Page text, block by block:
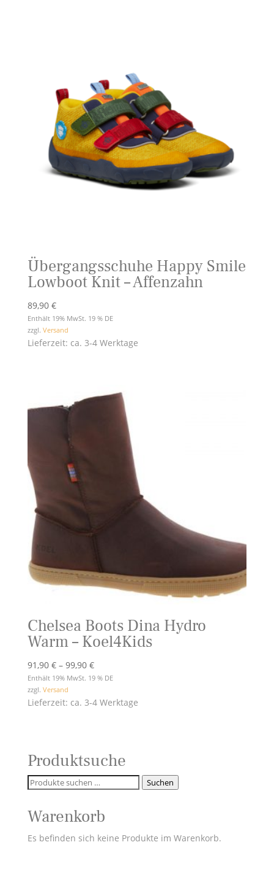
Übergangsschuhe Happy Smile
Lowboot Knit – Affenzahn
89,90 €
Enthält 19% MwSt. 19 % DE
zzgl. Versand
Lieferzeit: ca. 3-4 Werktage
Chelsea Boots Dina Hydro
Warm – Koel4Kids
91,90 € – 99,90 €Preisspanne:
91,90 €
99,90 €
Enthält 19% MwSt. 19 % DE
zzgl. Versand
Lieferzeit: ca. 3-4 Werktage
Produktsuche
Suchen
Suchen
Warenkorb
Es befinden sich keine Produkte im Warenkorb.